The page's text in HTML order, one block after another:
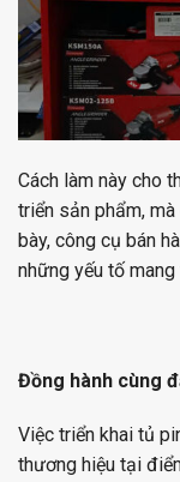
Cách làm này cho
triển sản phẩm,
bày, công cụ bán
những yếu tố
Đồng hành cùng
Việc triển khai tủ
thương hiệu tại